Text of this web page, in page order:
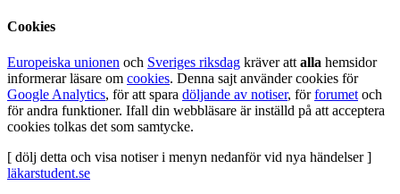
Cookies
Europeiska unionen och Sveriges riksdag kräver att alla hemsidor
informerar läsare om cookies. Denna sajt använder cookies för
Google Analytics, för att spara döljande av notiser, förforumet och
för andra funktioner. Ifall din webbläsare är inställd på att acceptera
cookies tolkas det som samtycke.
[ dölj detta och visa notiser i menyn nedanför vid nya händelser ]
läkarstudent.se